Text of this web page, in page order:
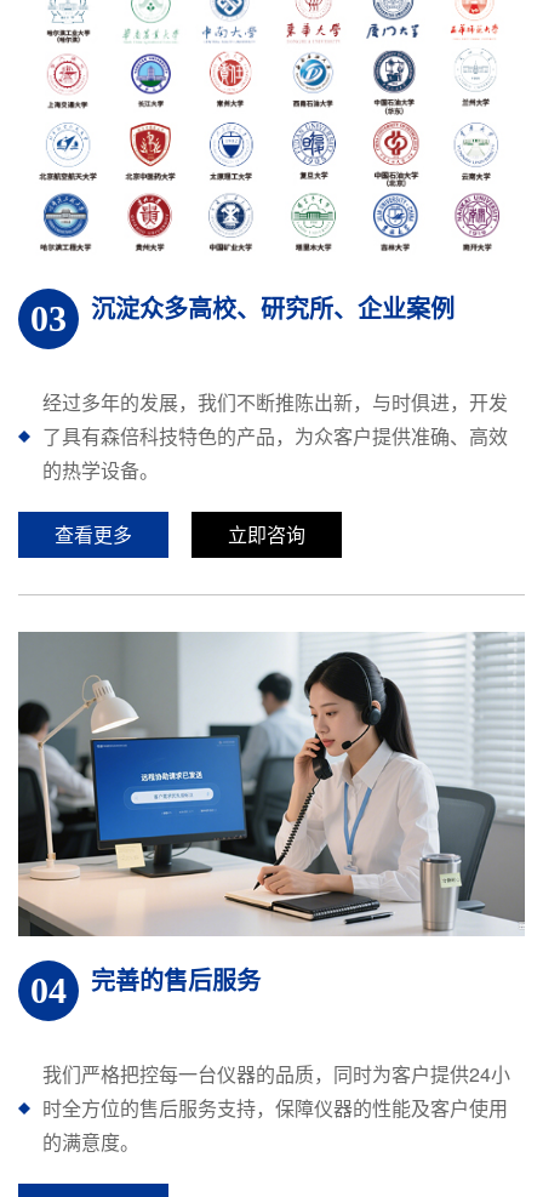
03 沉淀众多高校、研究所、企业案例
经过多年的发展，我们不断推陈出新，与时俱进，开发
了具有森倍科技特色的产品，为众客户提供准确、高效
的热学设备。
查看更多 立即咨询
04 完善的售后服务
我们严格把控每一台仪器的品质，同时为客户提供24小
时全方位的售后服务支持，保障仪器的性能及客户使用
的满意度。